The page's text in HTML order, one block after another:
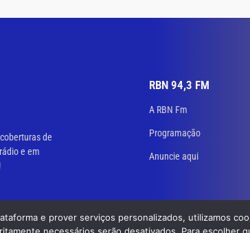
de
e em
RBN 94,3 FM
A RBN Fm
Programação
Anuncie aqui
© 2023 RBN 94,3 FM. Todos os direitos reservados.
e prover serviços personalizados, utilizamos